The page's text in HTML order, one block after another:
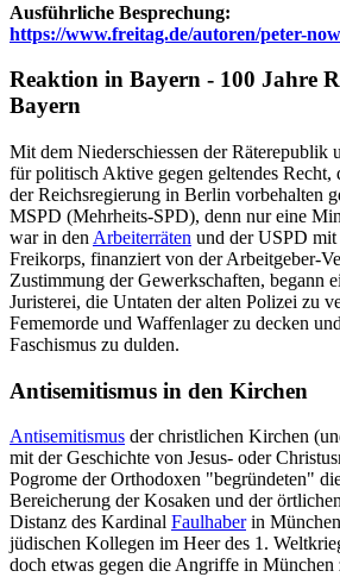
Ausführliche Besprechung:
https://www.freitag.de/autoren/peter-
Reaktion in Bayern - 100 Jahre
Bayern
Mit dem Niederschiessen der Räterepublik
für politisch Aktive gegen geltendes Recht,
der Reichsregierung in Berlin vorbehalten
MSPD (Mehrheits-SPD), denn nur eine
war in den Arbeiterräten und der USPD
Freikorps, finanziert von der Arbeitgeber-
Zustimmung der Gewerkschaften, begann
Juristerei, die Untaten der alten Polizei zu
Fememorde und Waffenlager zu decken
Faschismus zu dulden.
Antisemitismus in den Kirchen
Antisemitismus der christlichen Kirchen
mit der Geschichte von Jesus- oder
Pogrome der Orthodoxen "begründeten"
Bereicherung der Kosaken und der
Distanz des Kardinal Faulhaberin
jüdischen Kollegen im Heer des 1.
doch etwas gegen die Angriffe in München